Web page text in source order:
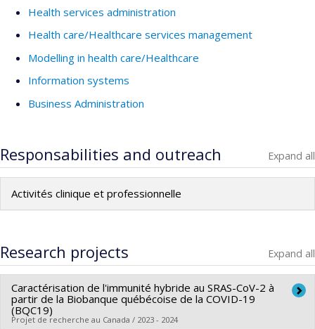
Health services administration
Health care/Healthcare services management
Modelling in health care/Healthcare
Information systems
Business Administration
Responsabilities and outreach Expand all
Activités clinique et professionnelle
Research projects Expand all
Caractérisation de l'immunité hybride au SRAS-CoV-2 à
partir de la Biobanque québécoise de la COVID-19
(BQC19)
Projet de recherche au Canada / 2023 - 2024